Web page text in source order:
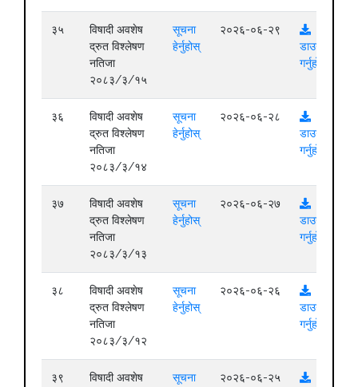
३५
विषादी अवशेष
द्रुत विश्लेषण
नतिजा
२०८३/३/१५
सूचना
हेर्नुहोस्
२०२६-०६-२९
डाउनलोड
गर्नुहोस्
३६
विषादी अवशेष
द्रुत विश्लेषण
नतिजा
२०८३/३/१४
सूचना
हेर्नुहोस्
२०२६-०६-२८
डाउनलोड
गर्नुहोस्
३७
विषादी अवशेष
द्रुत विश्लेषण
नतिजा
२०८३/३/१३
सूचना
हेर्नुहोस्
२०२६-०६-२७
डाउनलोड
गर्नुहोस्
३८
विषादी अवशेष
द्रुत विश्लेषण
नतिजा
२०८३/३/१२
सूचना
हेर्नुहोस्
२०२६-०६-२६
डाउनलोड
गर्नुहोस्
३९
विषादी अवशेष
सूचना
२०२६-०६-२५